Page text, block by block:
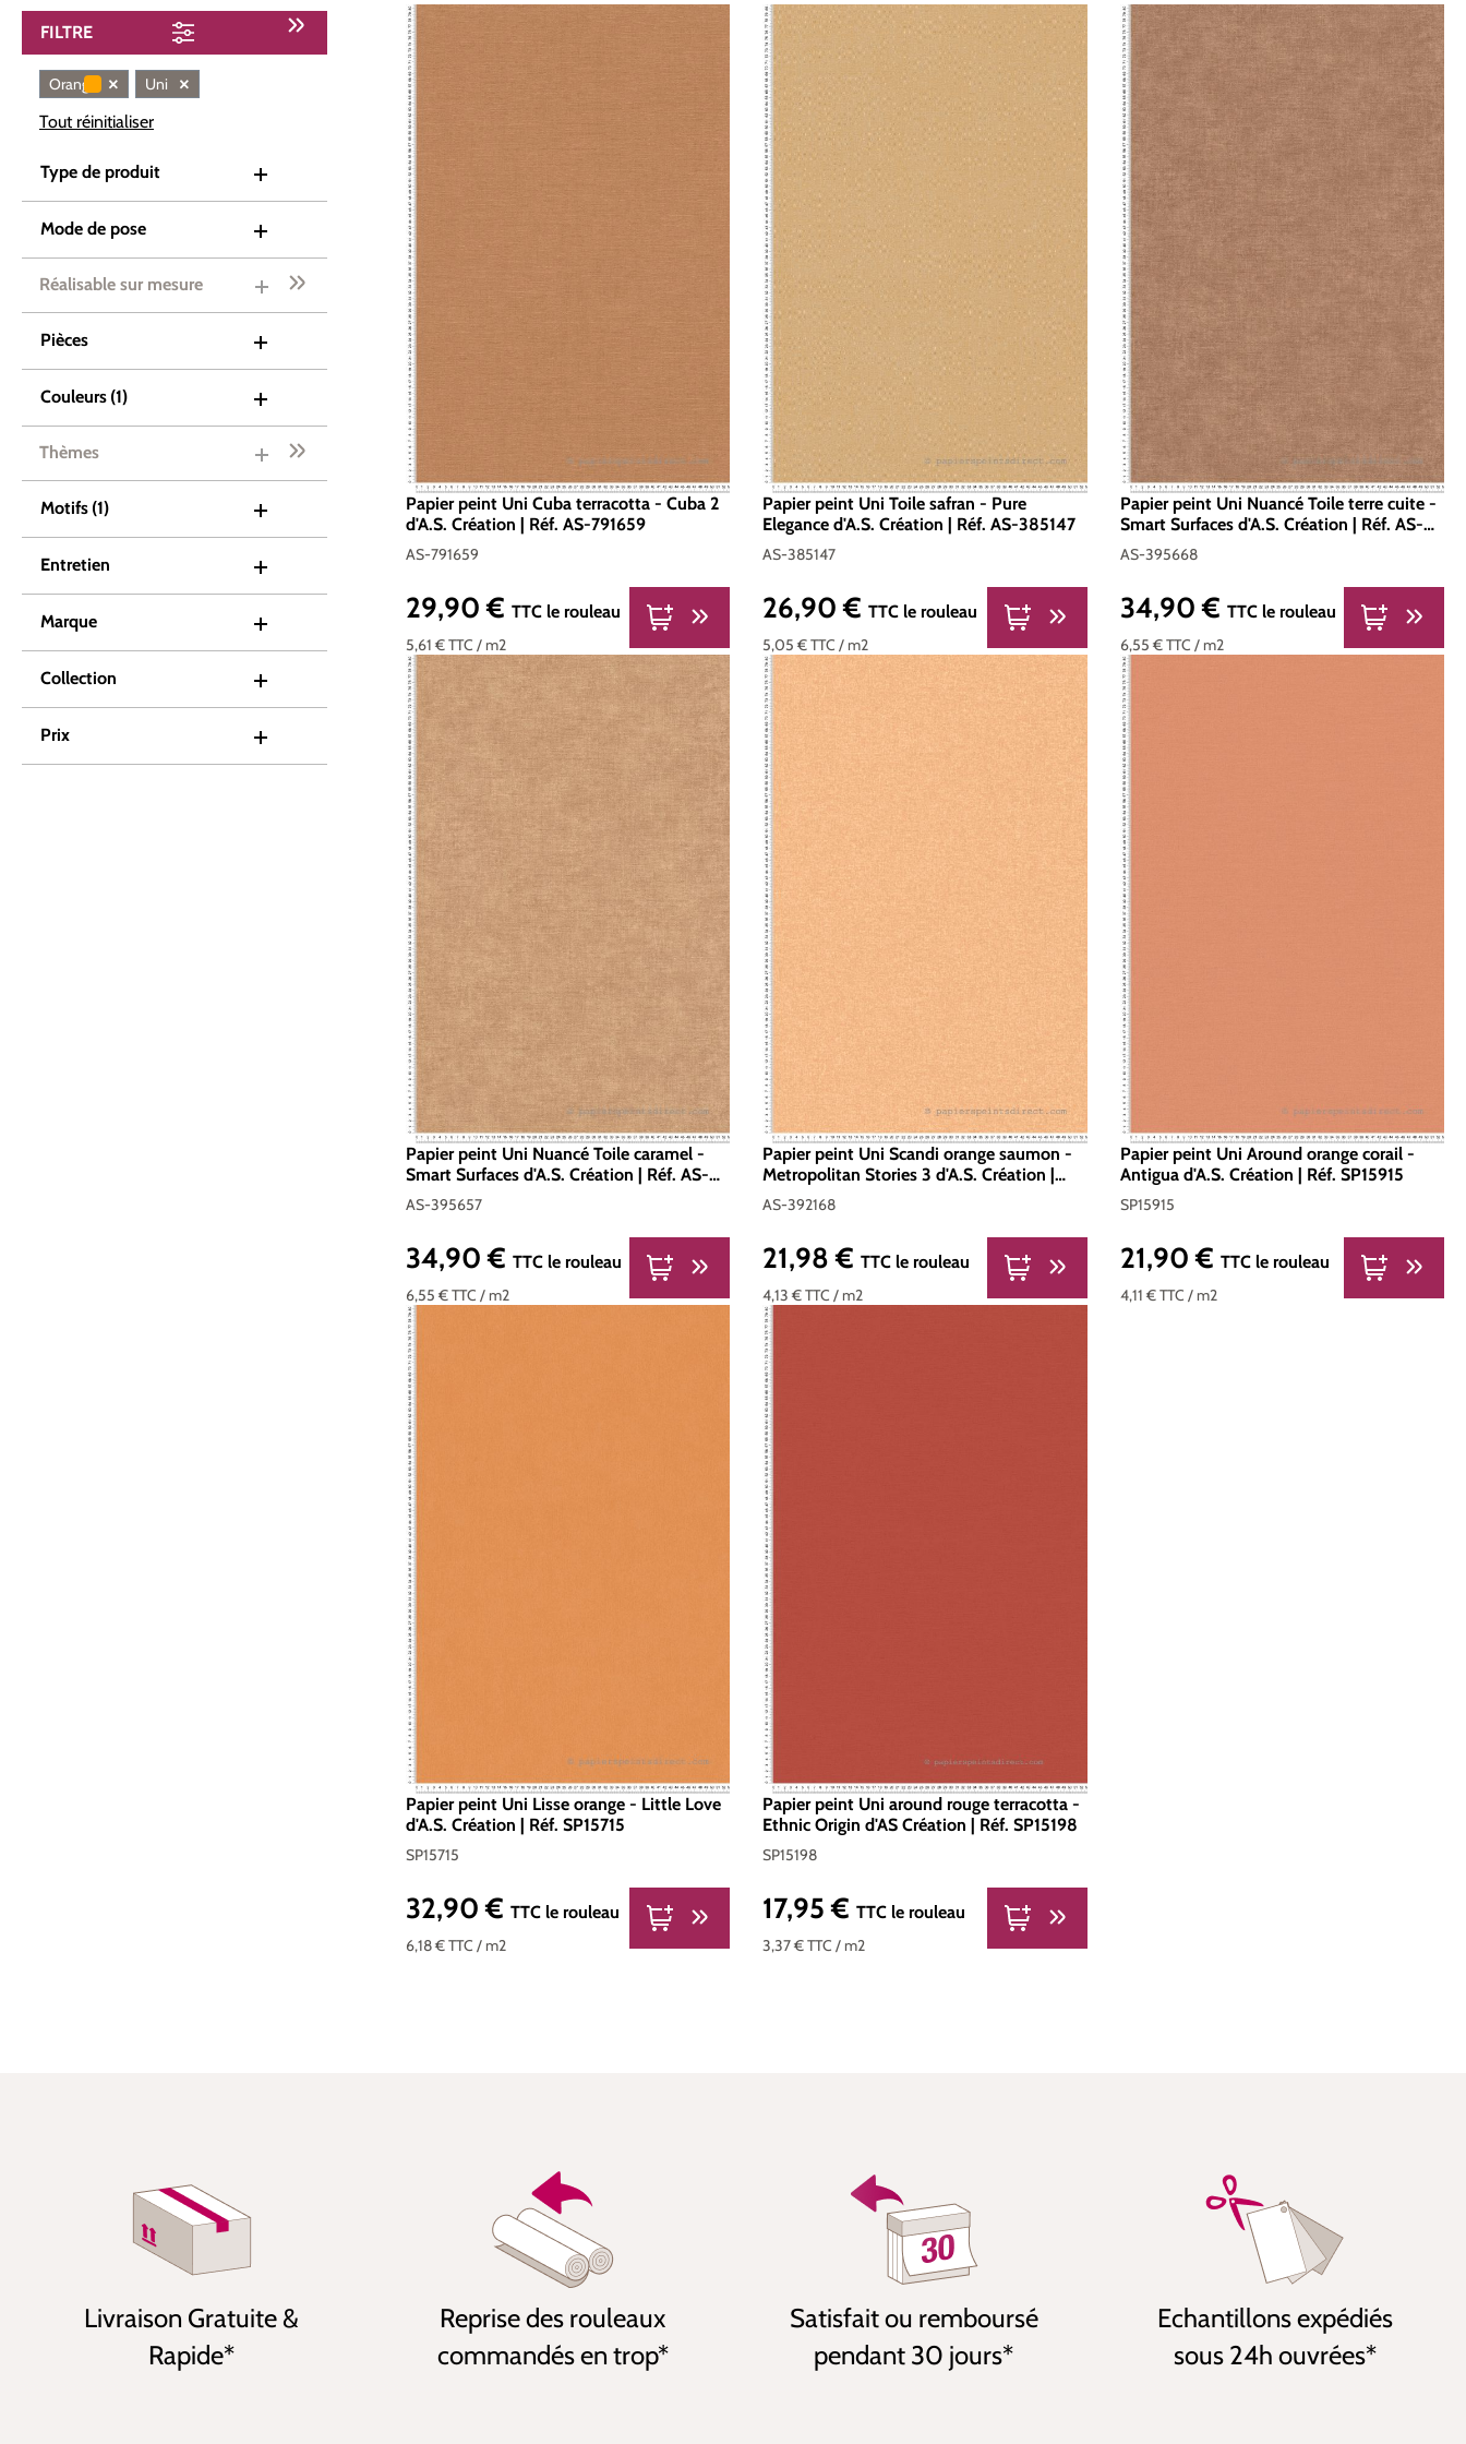
FILTRE
Orange × Uni ×
Tout réinitialiser
Type de produit
Mode de pose
Réalisable sur mesure
Pièces
Couleurs (1)
Thèmes
Motifs (1)
Entretien
Marque
Collection
Prix
Papier peint Uni Cuba terracotta - Cuba 2
d'A.S. Création | Réf. AS-791659
AS-791659
5,61 €TTC / m2
Prix régulier :
29,90 € TTC le rouleau
Papier peint Uni Toile safran - Pure
Elegance d'A.S. Création | Réf. AS-385147
AS-385147
5,05 €TTC/ m2
Prix régulier :
26,90 €TTC le rouleau
Papier peint Uni Nuancé Toile terre cuite -
Smart Surfaces d'A.S. Création | Réf. AS-
395668
AS-395668
6,55 €TTC / m2
Prix régulier :
34,90 € TTC le rouleau
Papier peint Uni Nuancé Toile caramel -
Smart Surfaces d'A.S. Création | Réf. AS-
395657
AS-395657
6,55 €TTC / m2
Prix régulier :
34,90 € TTC le rouleau
Papier peint Uni Scandi orange saumon -
Metropolitan Stories 3 d'A.S. Création |
Réf. AS-392168
AS-392168
4,13 €TTC/ m2
Prix régulier :
21,98 €TTC le rouleau
Papier peint Uni Around orange corail -
Antigua d'A.S. Création | Réf. SP15915
SP15915
4,11 €TTC / m2
Prix régulier :
21,90 € TTC le rouleau
Papier peint Uni Lisse orange - Little Love
d'A.S. Création | Réf. SP15715
SP15715
6,18 €TTC / m2
Prix régulier :
32,90 € TTC le rouleau
Papier peint Uni around rouge terracotta -
Ethnic Origin d'AS Création | Réf. SP15198
SP15198
3,37 €TTC/ m2
Prix régulier :
17,95 €TTC le rouleau
Livraison Gratuite &
Rapide*
Reprise des rouleaux
commandés en trop*
Satisfait ou remboursé
pendant 30 jours*
Echantillons expédiés
sous 24h ouvrées*